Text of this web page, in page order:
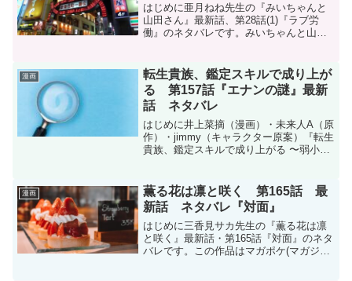
はじめに亜月ねね先生の『みいちゃんと
山田さん』最新話、第28話(1)『ラブ労
働』のネタバレです。みいちゃんと山田
更新は2月8日予定です。コミックスは現
在5巻(22話...
漫画
転生貴族、鑑定スキルで成り上が
る 第157話『エナンの謎』最新
話 ネタバレ
はじめに井上菜摘（漫画）・未来人A（原
作）・jimmy（キャラクター原案）『転生
貴族、鑑定スキルで成り上がる 〜弱小領
157話のネタバレです。転生貴族、鑑定ス
キルで成り...
漫画
薫る花は凛と咲く 第165話 最
新話 ネタバレ『対面』
はじめに三香見サカ先生の『薫る花は凛
と咲く』最新話・第165話『対面』のネタ
バレです。この作品はマガポケ(マガジン